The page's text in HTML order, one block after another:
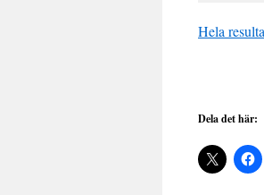
Hela
Dela det här: